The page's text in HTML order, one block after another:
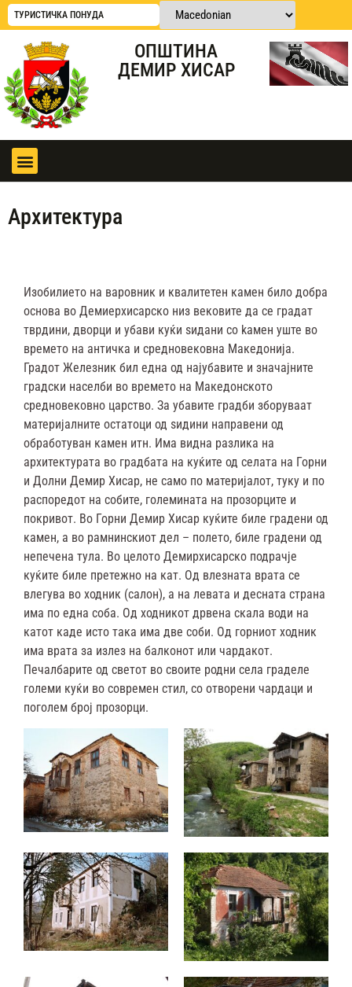
ТУРИСТИЧКА ПОНУДА
ОПШТИНА
ДЕМИР ХИСАР
Архитектура
Изобилието на варовник и квалитетен камен било добра
основа во Демиерхисарско низ вековите да се градат
тврдини, дворци и убави куќи ѕидани со kaмен уште во
времето на античка и средновековна Македонија.
Градот Железник бил една од најубавите и значајните
градски населби во времето на Македонското
средновековно царство. За убавите градби зборуваат
материјалните остатоци од ѕидини направени од
обработуван камен итн. Има видна разлика на
архитектурата во градбата на куќите од селата на Горни
и Долни Демир Хисар, не само по материјалот, туку и по
распоредот на собите, големината на прозорците и
покривот. Во Горни Демир Хисар куќите биле градени од
камен, а во рамнинскиот дел – полето, биле градени од
непечена тула. Во целото Демирхисарско подрачје
куќите биле претежно на кат. Од влезната врата се
влегува во ходник (салон), а на левата и десната страна
има по една соба. Од ходникот дрвена скала води на
катот каде исто така има две соби. Од горниот ходник
има врата за излез на балконот или чардакот.
Печалбарите од светот во своите родни села граделе
големи куќи во современ стил, со отворени чардаци и
поголем број прозорци.